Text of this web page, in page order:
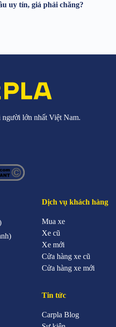
uy tín, giá phải chăng?
người lớn nhất Việt Nam.
Dịch vụ khách hàng
Mua xe
Xe cũ
Xe mới
Cửa hàng xe cũ
Cửa hàng xe mới
Tin tức
Carpla Blog